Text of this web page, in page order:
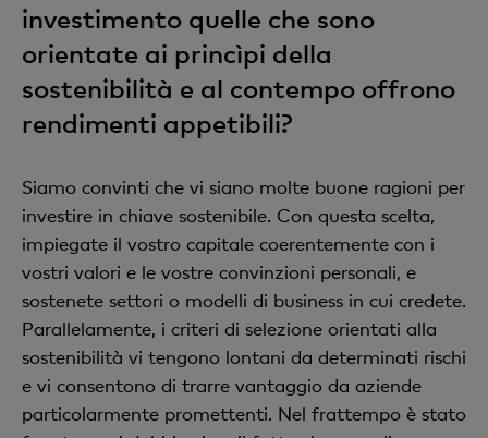
investimento quelle che sono
orientate ai princìpi della
sostenibilità e al contempo offrono
rendimenti appetibili?
Siamo convinti che vi siano molte buone ragioni per
investire in chiave sostenibile. Con questa scelta,
impiegate il vostro capitale coerentemente con i
vostri valori e le vostre convinzioni personali, e
sostenete settori o modelli di business in cui credete.
Parallelamente, i criteri di selezione orientati alla
sostenibilità vi tengono lontani da determinati rischi
e vi consentono di trarre vantaggio da aziende
particolarmente promettenti. Nel frattempo è stato